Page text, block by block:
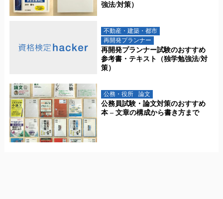
強法/対策）
不動産・建築・都市
再開発プランナー
再開発プランナー試験のおすすめ
参考書・テキスト（独学勉強法/対
策）
公務・役所 論文
公務員試験・論文対策のおすすめ
本 – 文章の構成から書き方まで